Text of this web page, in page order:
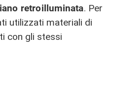
retroilluminata. Per
utilizzati materiali di
con gli stessi